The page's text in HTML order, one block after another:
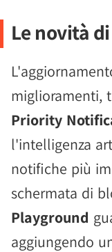
Le novità
miglioramenti,
Priority
l'intelligenza
notifiche più
schermata di
Playground
aggiungendo